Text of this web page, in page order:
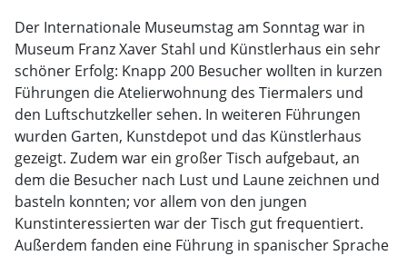
Der Internationale Museumstag am Sonntag war in
Museum Franz Xaver Stahl und Künstlerhaus ein sehr
schöner Erfolg: Knapp 200 Besucher wollten in kurzen
Führungen die Atelierwohnung des Tiermalers und
den Luftschutzkeller sehen. In weiteren Führungen
wurden Garten, Kunstdepot und das Künstlerhaus
gezeigt. Zudem war ein großer Tisch aufgebaut, an
dem die Besucher nach Lust und Laune zeichnen und
basteln konnten; vor allem von den jungen
Kunstinteressierten war der Tisch gut frequentiert.
Außerdem fanden eine Führung in spanischer Sprache